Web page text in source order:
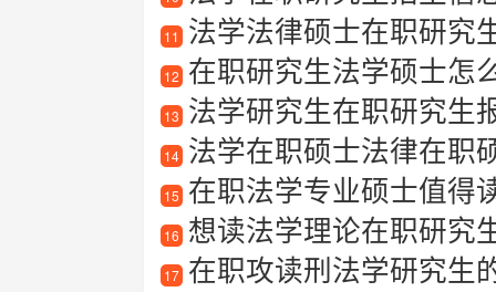
11 法学法律硕士在职研究
12 在职研究生法学硕士怎
13 法学研究生在职研究生
14 法学在职硕士法律在职
15 在职法学专业硕士值得
16 想读法学理论在职研究生
17 在职攻读刑法学研究生